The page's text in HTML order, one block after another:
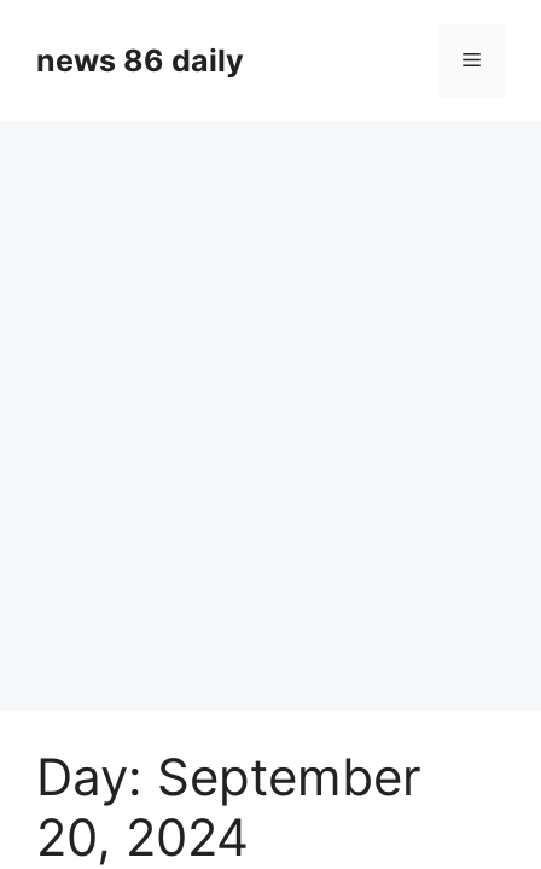
contentnews 86 daily Menu
Day: September
20, 2024